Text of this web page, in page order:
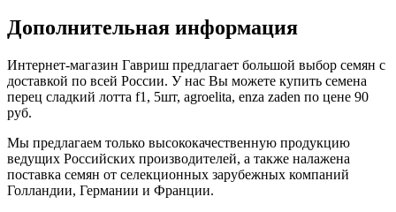
Дополнительная информация
Интернет-магазин Гавриш предлагает большой выбор семян с
доставкой по всей России. У нас Вы можете купить семена
перец сладкий лотта f1, 5шт, agroelita, enza zaden по цене 90
руб.
Мы предлагаем только высококачественную продукцию
ведущих Российских производителей, а также налажена
поставка семян от селекционных зарубежных компаний
Голландии, Германии и Франции.